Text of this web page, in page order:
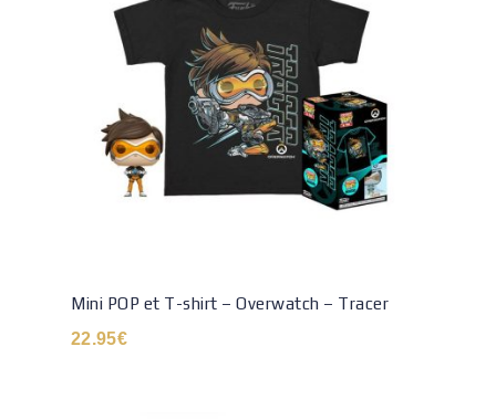
Mini POP et T-shirt – Overwatch – Tracer
22.95€